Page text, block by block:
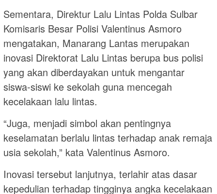
Sementara, Direktur Lalu Lintas Polda Sulbar
Komisaris Besar Polisi Valentinus Asmoro
mengatakan, Manarang Lantas merupakan
inovasi Direktorat Lalu Lintas berupa bus polisi
yang akan diberdayakan untuk mengantar
siswa-siswi ke sekolah guna mencegah
kecelakaan lalu lintas.
“Juga, menjadi simbol akan pentingnya
keselamatan berlalu lintas terhadap anak remaja
usia sekolah,” kata Valentinus Asmoro.
Inovasi tersebut lanjutnya, terlahir atas dasar
kepedulian terhadap tingginya angka kecelakaan